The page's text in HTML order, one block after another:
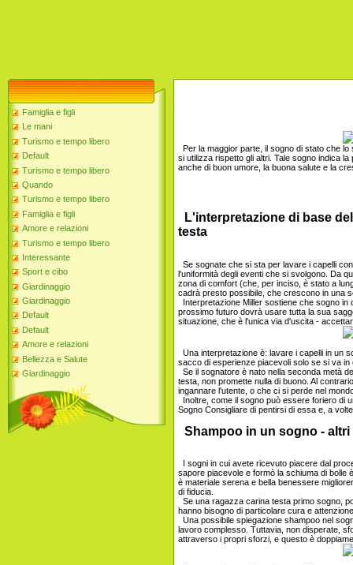
Famiglia e figli
Le mani
Turismo e tempo libero
Default
Turismo e tempo libero
Quando
Turismo e tempo libero
Famiglia e figli
Amore e relazioni
Turismo e tempo libero
Interessante
Sport e cibo
Giardinaggio
Giardinaggio
Default
Default
Amore e relazioni
Bellezza e Salute
Giardinaggio
Per la maggior parte, il sogno di stato che
si utilizza rispetto gli altri. Tale sogno indica
anche di buon umore, la buona salute e la
L'interpretazione di base
testa
Se sognate che si sta per lavare i capelli
l'uniformità degli eventi che si svolgono. Da
zona di comfort (che, per inciso, è stato a
cadrà presto possibile, che crescono in una
Interpretazione Miller sostiene che sogno
prossimo futuro dovrà usare tutta la sua
situazione, che è l'unica via d'uscita -
Una interpretazione è: lavare i capelli in un
sacco di esperienze piacevoli solo se si va
Se il sognatore è nato nella seconda metà
testa, non promette nulla di buono. Al
ingannare l'utente, o che ci si perde nel
Inoltre, come il sogno può essere foriero di
Sogno Consigliare di pentirsi di essa e, a
Shampoo in un sogno - altri
I sogni in cui avete ricevuto piacere dal
sapore piacevole e formò la schiuma di
è materiale serena e bella benessere
di fiducia.
Se una ragazza carina testa primo sogno,
hanno bisogno di particolare cura e
Una possibile spiegazione shampoo nel
lavoro complesso. Tuttavia, non disperate,
attraverso i propri sforzi, e questo è